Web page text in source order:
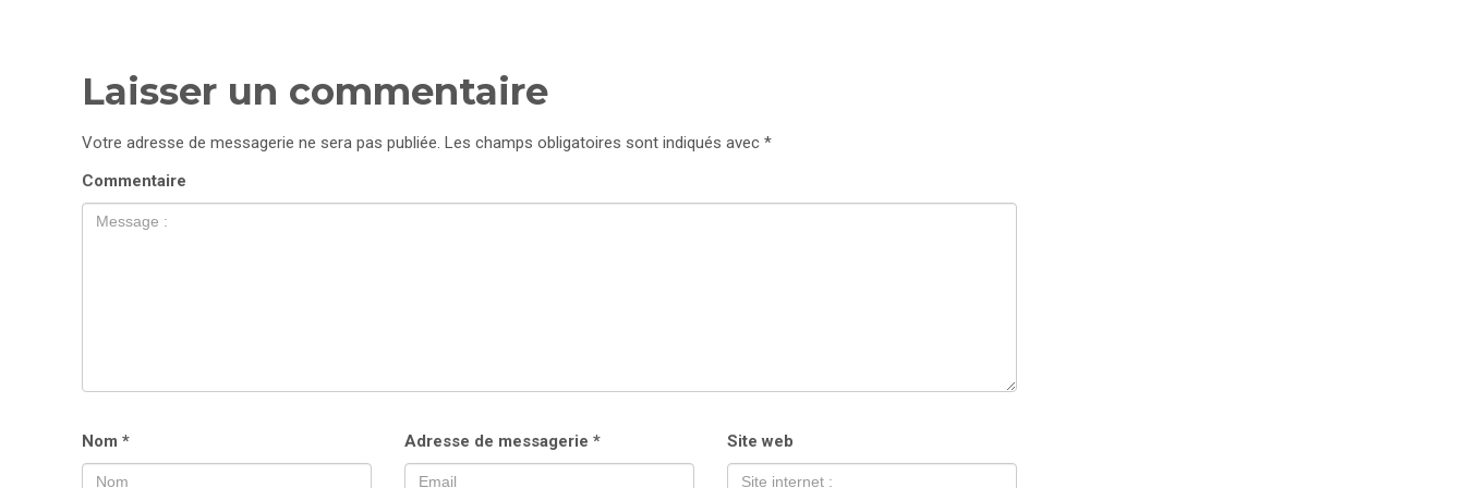
Laisser un commentaire
Votre adresse de messagerie ne sera pas publiée. Les champs obligatoires sont indiqués avec *
Commentaire
Nom * Adresse de messagerie * Site web